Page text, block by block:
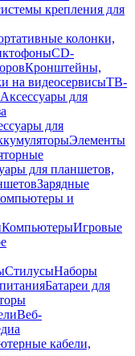
крепления для
колонки,
CD-
Кронштейны,
на видеосервисыТВ-
Аксессуары для
для
Элементы
для планшетов,
Зарядные
и
КомпьютерыИгровые
СтилусыНаборы
Батареи для
Веб-
кабели,